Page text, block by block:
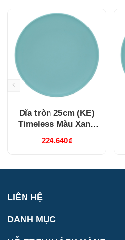
Dĩa tròn 25cm (KE)
Timeless Màu Xanh
224.640₫
LIÊN HỆ
DANH MỤC